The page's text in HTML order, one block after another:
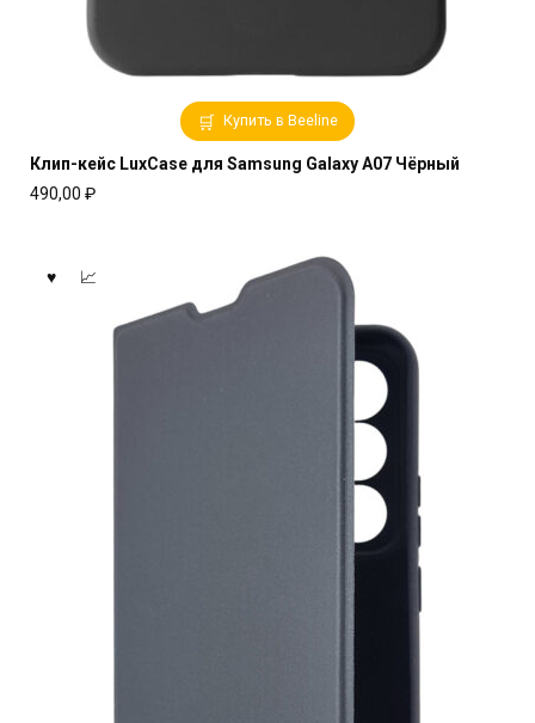
Купить в Beeline
Клип-кейс LuxCase для Samsung Galaxy A07 Чёрный
490,00 ₽